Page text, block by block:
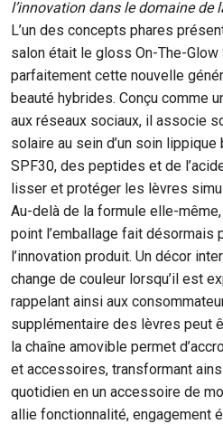
l’innovation dans le domaine de
L’un des concepts phares
salon était le gloss On-The-Glow
parfaitement cette nouvelle
beauté hybrides. Conçu comme
aux réseaux sociaux, il associe
solaire au sein d’un soin
SPF30, des peptides et de
lisser et protéger les lèvres
Au-delà de la formule elle-
point l’emballage fait désormais
l’innovation produit. Un décor
change de couleur lorsqu’il est
rappelant ainsi aux
supplémentaire des lèvres peut
la chaîne amovible permet
et accessoires, transformant
quotidien en un accessoire de
allie fonctionnalité, engagement